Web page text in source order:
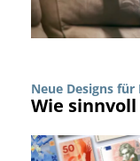
Neue Designs
Wie sinnvoll